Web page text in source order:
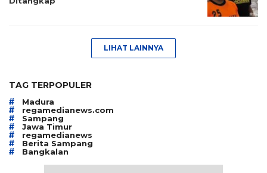
LIHAT LAINNYA
TAG TERPOPULER
# Madura
# regamedianews.com
# Sampang
# Jawa Timur
# regamedianews
# Berita Sampang
# Bangkalan